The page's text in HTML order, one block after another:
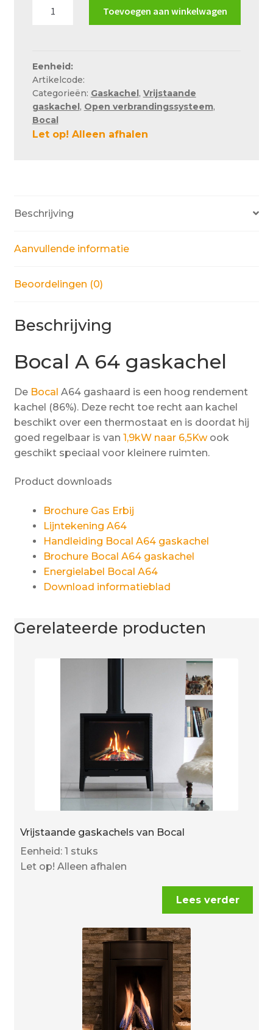
Sample Page
Service en onderhoud
Showroom
Verzending en bezorging
Toevoegen aan winkelwagen
Eenheid:
Artikelcode:
Categorieën: Gaskachel, Vrijstaande
gaskachel, Open verbrandingssysteem,
Bocal
Let op! Alleen afhalen
Beschrijving
Aanvullende informatie
Beoordelingen (0)
Beschrijving
Bocal A 64 gaskachel
De Bocal A64 gashaard is een hoog rendement
kachel (86%). Deze recht toe recht aan kachel
beschikt over een thermostaat en is doordat hij
goed regelbaar is van 1,9kW naar 6,5Kwook
geschikt speciaal voor kleinere ruimten.
Product downloads
Brochure Gas Erbij
Lijntekening A64
Handleiding Bocal A64 gaskachel
Brochure Bocal A64 gaskachel
Energielabel Bocal A64
Download informatieblad
Gerelateerde producten
Vrijstaande gaskachels van Bocal
Eenheid: 1 stuks
Let op! Alleen afhalen
Lees verder